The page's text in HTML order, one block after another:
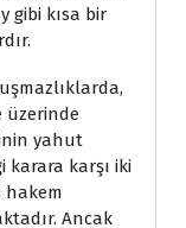
gibi kısa bir
üzerinde
yahut
karara karşı iki
hakem
Ancak